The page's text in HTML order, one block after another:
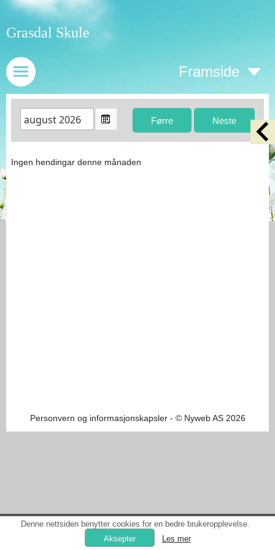
Grasdal Skule
Framside
Ingen hendingar denne månaden
Personvern og informasjonskapsler- © Nyweb AS 2026
Denne nettsiden benytter cookies for en bedre brukeropplevelse.
Les mer